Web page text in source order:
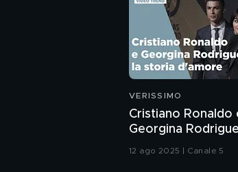
VERISSIMO
Cristiano Ronaldo
Georgina
storia d'amore
12 ago 2025 | Canale 5